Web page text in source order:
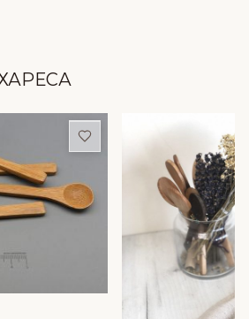
Добави в любими